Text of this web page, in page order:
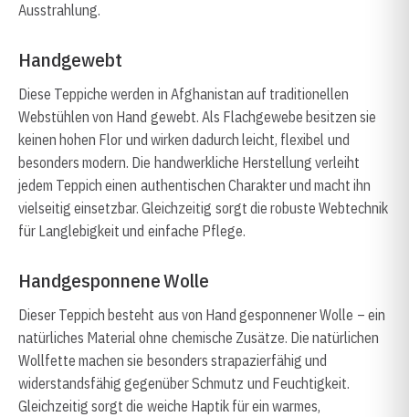
Ausstrahlung.
Handgewebt
Diese Teppiche werden in Afghanistan auf traditionellen
Webstühlen von Hand gewebt. Als Flachgewebe besitzen sie
keinen hohen Flor und wirken dadurch leicht, flexibel und
besonders modern. Die handwerkliche Herstellung verleiht
jedem Teppich einen authentischen Charakter und macht ihn
vielseitig einsetzbar. Gleichzeitig sorgt die robuste Webtechnik
für Langlebigkeit und einfache Pflege.
Handgesponnene Wolle
Dieser Teppich besteht aus von Hand gesponnener Wolle – ein
natürliches Material ohne chemische Zusätze. Die natürlichen
Wollfette machen sie besonders strapazierfähig und
widerstandsfähig gegenüber Schmutz und Feuchtigkeit.
Gleichzeitig sorgt die weiche Haptik für ein warmes,